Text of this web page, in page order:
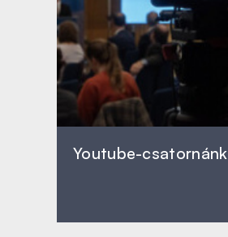
Youtube-csatornánk